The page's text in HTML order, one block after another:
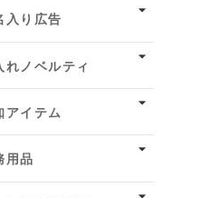
入り広告
れノベルティ
アイテム
用品